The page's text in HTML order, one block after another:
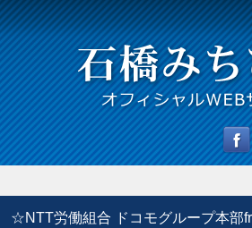
Skip to content
☆NTT労働組合 ドコモグループ本部